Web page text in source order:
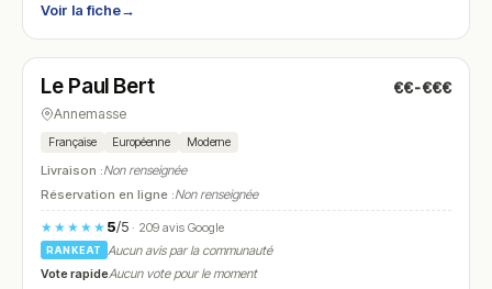
Voir la fiche→
N° 13
Le Paul Bert €€-€€€
Annemasse
Française Européenne Moderne
Livraison :Non renseignée
Réservation en ligne :Non renseignée
★★★★★ 5/5· 209 avis Google
RANKEAT
Aucun avis par la communauté
Vote rapideAucun vote pour le moment